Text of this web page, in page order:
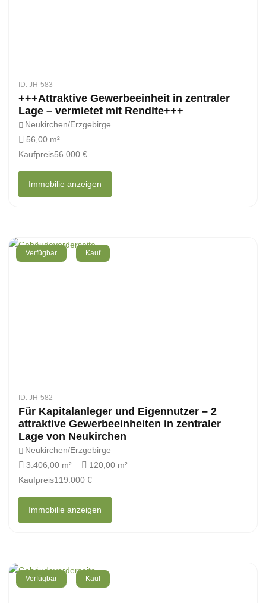
ID: JH-583
+++Attraktive Gewerbeeinheit in zentraler
Lage – vermietet mit Rendite+++
Neukirchen/Erzgebirge
56,00 m²
Kaufpreis56.000 €
Immobilie anzeigen
Verfügbar Kauf
ID: JH-582
Für Kapitalanleger und Eigennutzer – 2
attraktive Gewerbeeinheiten in zentraler
Lage von Neukirchen
Neukirchen/Erzgebirge
3.406,00 m²
120,00 m²
Kaufpreis119.000 €
Immobilie anzeigen
Verfügbar Kauf